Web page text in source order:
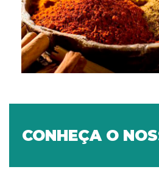
CONHEÇA O